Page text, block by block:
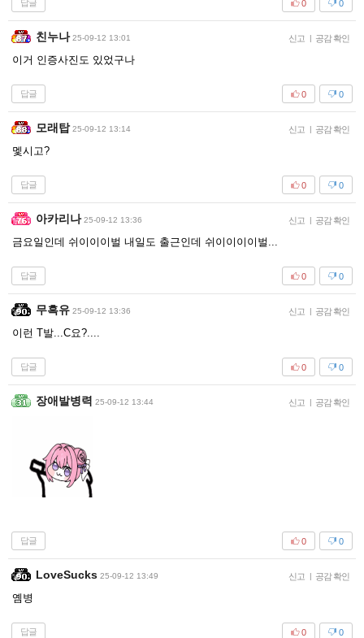
답글 0
0
친누나 25-09-12 13:01 신고 | 공감 확인
이거 인증사진도 있었구나
답글 0
0
모래탑 25-09-12 13:14 신고 | 공감 확인
멫시고?
답글 0
0
아카리나 25-09-12 13:36 신고 | 공감 확인
금요일인데 쉬이이이벌 내일도 출근인데 쉬이이이이벌...
답글 0
0
무흑유 25-09-12 13:36 신고 | 공감 확인
이런 T발...C요?....
답글 0
0
장애발병력 25-09-12 13:44 신고 | 공감 확인
답글 0
0
LoveSucks 25-09-12 13:49 신고 | 공감 확인
옘병
답글 0
0